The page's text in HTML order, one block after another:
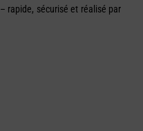
– rapide, sécurisé et réalisé par